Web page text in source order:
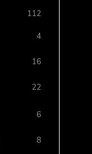
112
4
16
22
6
8